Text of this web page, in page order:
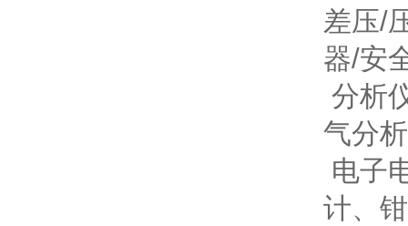
差压/
器/安
分析
气分
电子
计、